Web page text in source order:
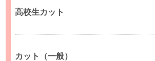
高校生カット
カット（一般）